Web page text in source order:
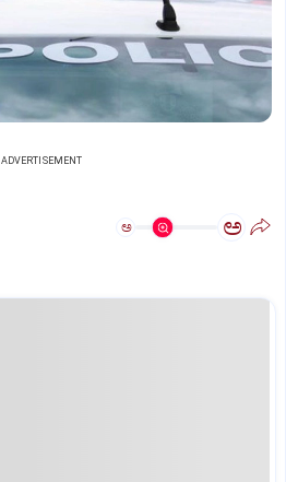
ADVERTISEMENT
ಅ ಅ